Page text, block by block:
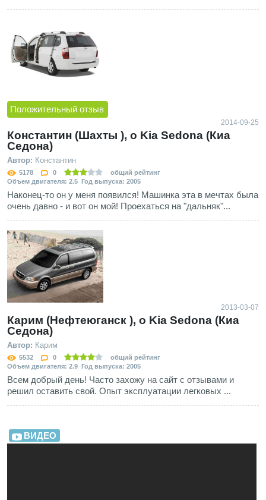
Положительный отзыв
2014-09-25
Константин (Шахты ), о Kia Sedona (Киа
Седона)
Автор: Константин
5178 0
общий рейтинг
Объем двигателя: 2.5 Год выпуска: 2005
Наконец-то он у меня появился! Машинка эта в мечтах была
очень давно - и вот он мой! Проехаться на "дальняк"...
2013-03-07
Карим (Нефтеюганск ), о Kia Sedona (Киа
Седона)
Автор: Карим
5532 0
общий рейтинг
Объем двигателя: 2.9 Год выпуска: 2005
Всем добрый день! Часто захожу на сайт с отзывами и
решил оставить свой. Опыт эксплуатации легковых ...
ВИДЕО